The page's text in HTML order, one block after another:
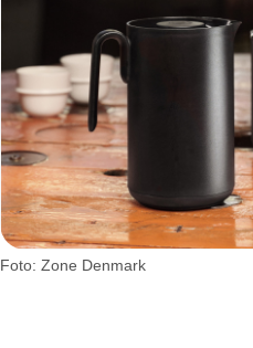
Foto: Zone Denmark